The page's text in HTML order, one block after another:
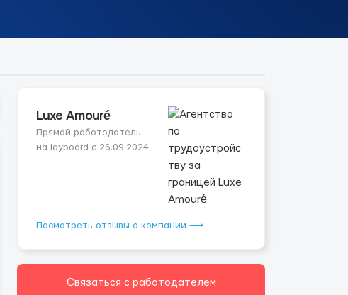
Luxe Amouré
Прямой работодатель
на layboard с 26.09.2024
Посмотреть отзывы о компании ⟶
Связаться с работодателем